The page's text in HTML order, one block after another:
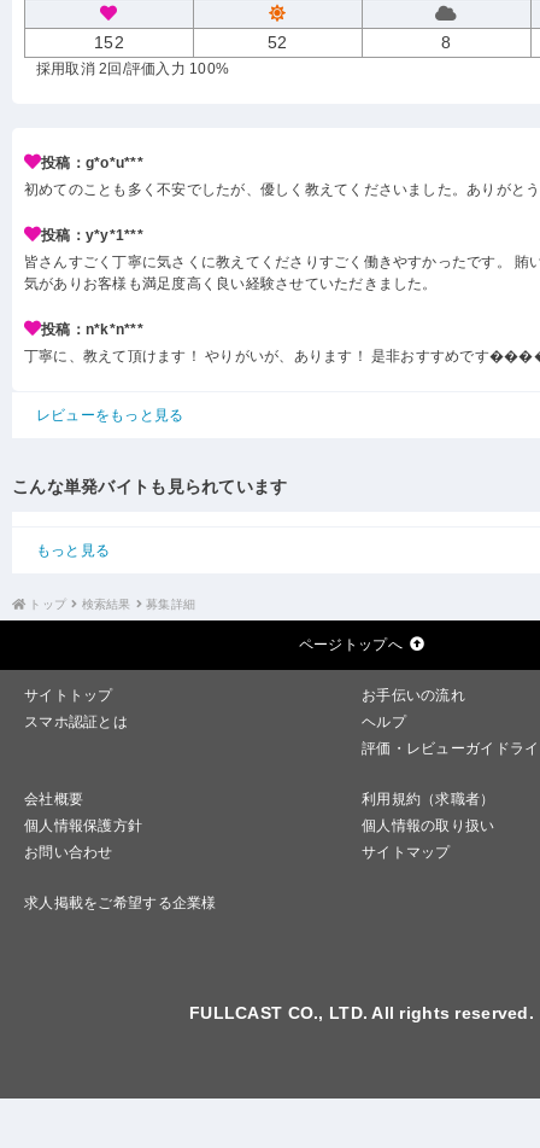
152 52 8
採用取消 2回 /評価入力 100%
投稿：g*o*u***
初めてのことも多く不安でしたが、優しく教えてくださいました。ありがと
投稿：y*y*1***
皆さんすごく丁寧に気さくに教えてくださりすごく働きやすかったです。 賄
気がありお客様も満足度高く良い経験させていただきました。
投稿：n*k*n***
丁寧に、教えて頂けます！ やりがいが、あります！ 是非おすすめです
レビューをもっと見る
こんな単発バイトも見られています
もっと見る
トップ 検索結果 募集詳細
ページトップへ
サイトトップ
お手伝いの流れ
スマホ認証とは
ヘルプ
評価・レビューガイドラ
会社概要
利用規約（求職者）
個人情報保護方針
個人情報の取り扱い
お問い合わせ
サイトマップ
求人掲載をご希望する企業様
FULLCAST CO., LTD. All rights reserved.